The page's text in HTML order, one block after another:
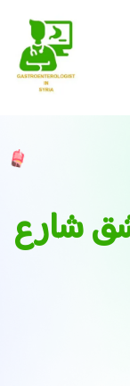
شارع